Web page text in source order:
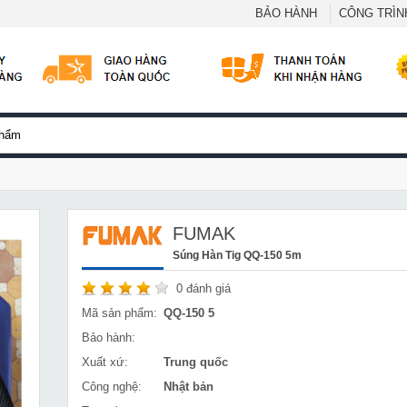
BẢO HÀNH CÔNG
FUMAK
Súng Hàn Tig QQ-150 5m
0 đánh giá
Mã sản phẩm: QQ-150 5
Bảo hành:
Xuất xứ:
Trung quốc
Công nghệ:
Nhật bản